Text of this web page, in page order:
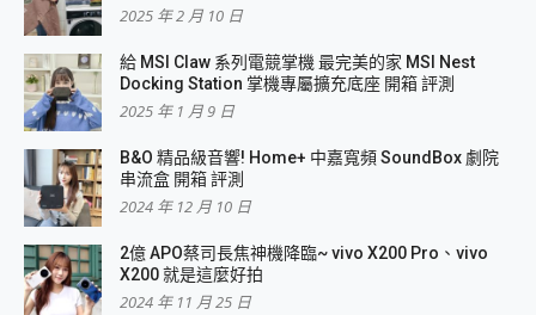
2025 年 2 月 10 日
給 MSI Claw 系列電競掌機 最完美的家 MSI Nest
Docking Station 掌機專屬擴充底座 開箱 評測
2025 年 1 月 9 日
B&O 精品級音響! Home+ 中嘉寬頻 SoundBox 劇院
串流盒 開箱 評測
2024 年 12 月 10 日
2億 APO蔡司長焦神機降臨~ vivo X200 Pro、vivo
X200 就是這麼好拍
2024 年 11 月 25 日